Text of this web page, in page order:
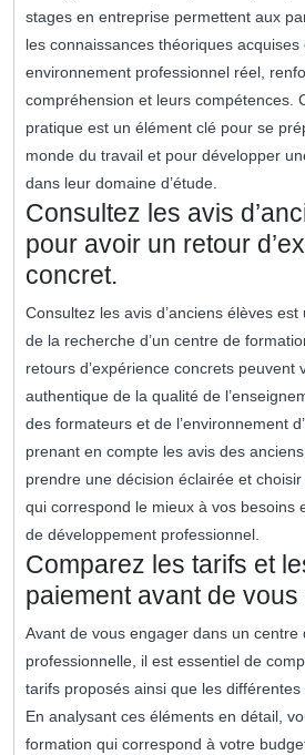
stages en entreprise permettent aux
les connaissances théoriques acquises
environnement professionnel réel,
compréhension et leurs compétences.
pratique est un élément clé pour se
monde du travail et pour développer
dans leur domaine d’étude.
Consultez les avis
pour avoir un retour
concret.
Consultez les avis d’anciens élèves
de la recherche d’un centre de
retours d’expérience concrets peuvent
authentique de la qualité de
des formateurs et de l’environnement
prenant en compte les avis des
prendre une décision éclairée et
qui correspond le mieux à vos besoins
de développement professionnel.
Comparez les tarifs et
paiement avant de vous
Avant de vous engager dans un centre
professionnelle, il est essentiel de
tarifs proposés ainsi que les différentes
En analysant ces éléments en détail,
formation qui correspond à votre